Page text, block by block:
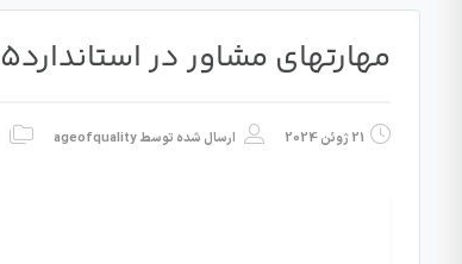
مهارتهای مشاور در استانداردISO 17025
21 ژوئن 2024 ارسال شده توسطageofquality